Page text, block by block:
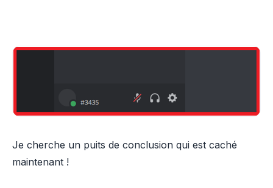
Je cherche un puits de conclusion qui est caché
maintenant !